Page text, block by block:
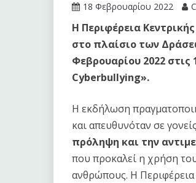
18 Φεβρουαρίου 2022
Η Περιφέρεια
στο πλαίσιο των
Φεβρουαρίου 2022 στις
Cyberbullying».
Η εκδήλωση
και απευθυνόταν σε
πρόληψη και την
που προκαλεί η χρήση
ανθρώπους. Η